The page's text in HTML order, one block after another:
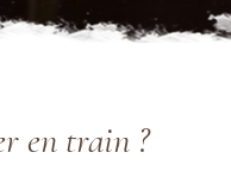
en train ?